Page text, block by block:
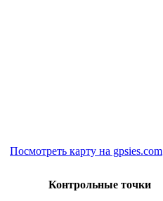
Посмотреть карту на gpsies.com
Контрольные точки